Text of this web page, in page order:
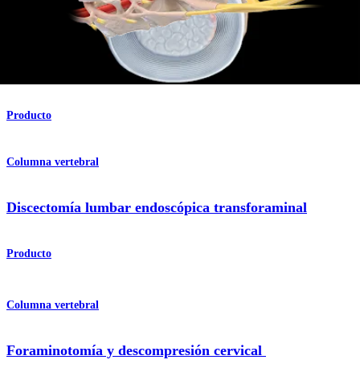
Columna vertebral
Endoscopic Trans-SAP Approach for Lumbar
Producto
Columna vertebral
Discectomía lumbar endoscópica transforaminal
Producto
Columna vertebral
Foraminotomía y descompresión cervical